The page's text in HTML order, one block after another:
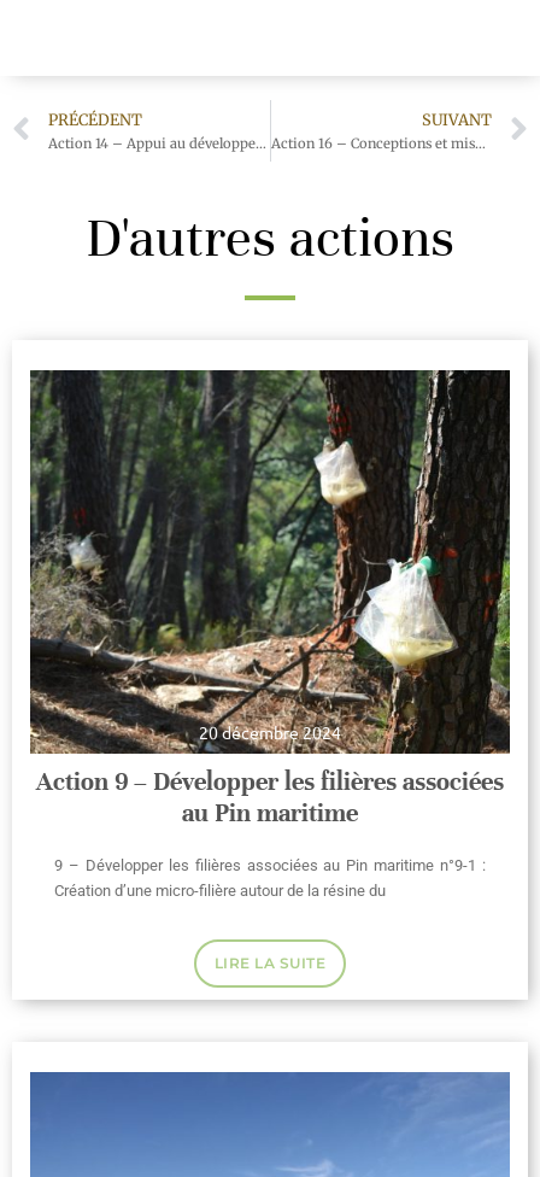
PRÉCÉDENT
Action 14 – Appui au développement des projets de desserte
SUIVANT
Action 16 – Conceptions et mise en œuvre d’un programme d’animations forestières
D'autres actions
20 décembre 2024
Action 9 – Développer les filières associées
au Pin maritime
9 – Développer les filières associées au Pin maritime n°9-1 :
Création d’une micro-filière autour de la résine du
LIRE LA SUITE